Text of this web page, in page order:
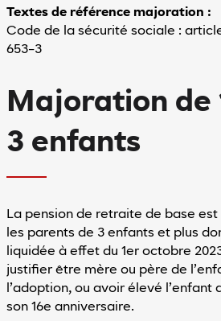
Textes de référence majoration :
Code de la sécurité sociale :
653-3
Majoration de
3 enfants
La pension de retraite de base est
les parents de 3 enfants et plus
liquidée à effet du 1er octobre
justifier être mère ou père de
l’adoption, ou avoir élevé l’enfant
son 16e anniversaire.